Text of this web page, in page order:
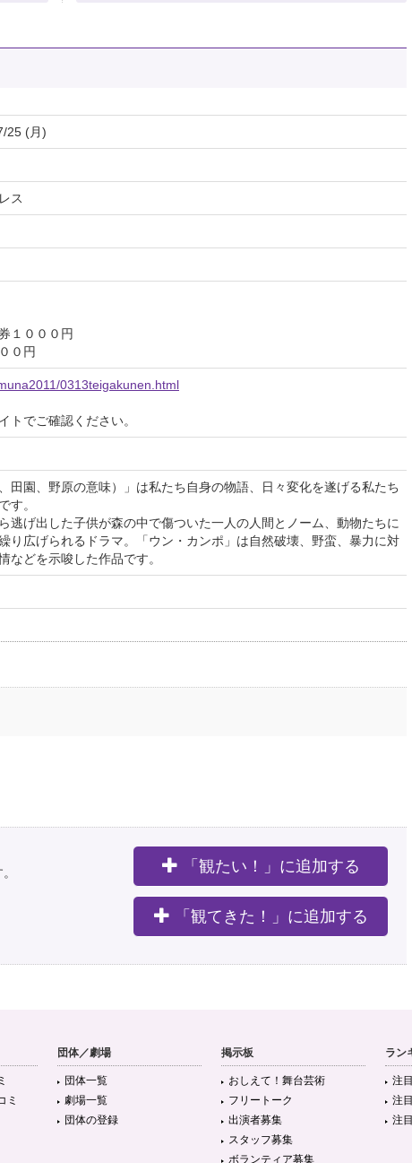
25 (月)
ス
１０００円
０円
0313teigakunen.html
トでご確認ください。
田園、野原の意味）」は私たち自身の物語、日々変化を遂げる私たち
す。
逃げ出した子供が森の中で傷ついた一人の人間とノーム、動物たちに
り広げられるドラマ。「ウン・カンポ」は自然破壊、野蛮、暴力に対
などを示唆した作品です。
「観たい！」に追加する
「観てきた！」に追加する
ミ
団体／劇場
団体一覧
劇場一覧
団体の登録
掲示板
おしえて！舞台芸術
フリートーク
出演者募集
スタッフ募集
ボランティア募集
ラン
注
注
注